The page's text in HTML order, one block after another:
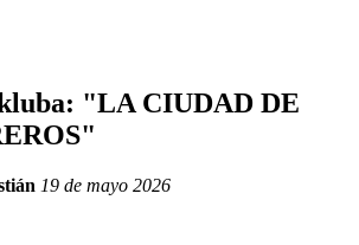
"LA CIUDAD DE
19 de mayo 2026